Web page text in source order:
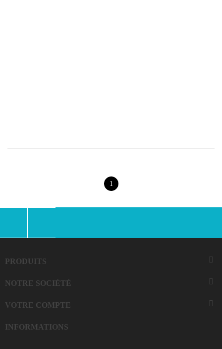
1
PRODUITS 
NOTRE SOCIÉTÉ 
VOTRE COMPTE 
INFORMATIONS